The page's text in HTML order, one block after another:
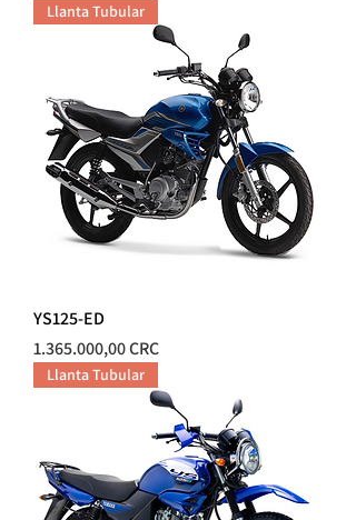
Llanta Tubular
YS125-ED
Precio
1.365.000,00 CRC
Llanta Tubular